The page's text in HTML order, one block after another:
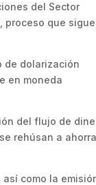
del Sector
proceso que sigue
de dolarización
en moneda
del flujo de
rehúsan a
como la